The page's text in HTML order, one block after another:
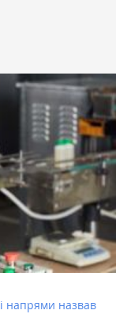
напрями назвав